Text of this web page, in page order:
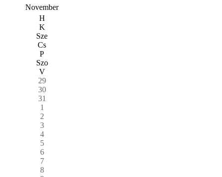
November
H
K
Sze
Cs
P
Szo
V
29
30
31
1
2
3
4
5
6
7
8